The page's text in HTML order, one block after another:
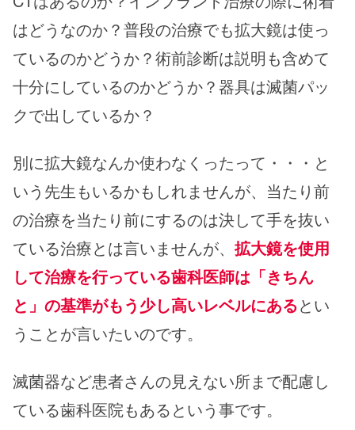
はどうなのか？普段の治療でも拡大鏡は使っ
ているのかどうか？術前診断は説明も含めて
十分にしているのかどうか？器具は滅菌パッ
クで出しているか？
別に拡大鏡なんか使わなくったって・・・と
いう先生もいるかもしれませんが、当たり前
の治療を当たり前にするのは決して手を抜い
ている治療とは言いませんが、 拡大鏡を使用
して治療を行っている歯科医師は「きちん
と」の基準がもう少し高いレベルにあるとい
うことが言いたいのです。
滅菌器など患者さんの見えない所まで配慮し
ている歯科医院もあるという事です。